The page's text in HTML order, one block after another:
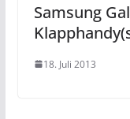
Samsung
18. Juli 2013